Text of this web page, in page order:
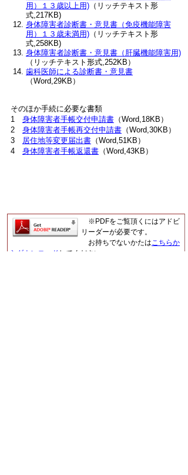
用）１３歳以上用) （リッチテキスト形
式,217KB)
身体障害者診断書・意見書（免疫機能障害
用）１３歳未満用) （リッチテキスト形
式,258KB)
身体障害者診断書・意見書（肝臓機能障害用)
（リッチテキスト形式,252KB）
歯科医師による診断書・意見書
（Word,29KB）
そのほか手続に必要な書類
1 身体障害者手帳交付申請書 （Word,18KB）
2 身体障害者手帳再交付申請書 （Word,30KB）
3 居住地等変更届出書 （Word,51KB）
4 身体障害者手帳返還書 （Word,43KB）
※PDFをご覧頂くにはアドビ
リーダーが必要です。
お持ちでないかたはこちらか
らダウンロード してください。